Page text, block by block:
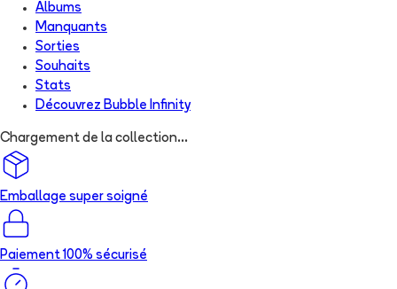
Albums
Manquants
Sorties
Souhaits
Stats
Découvrez Bubble Infinity
Chargement de la collection...
Emballage super soigné
Paiement 100% sécurisé